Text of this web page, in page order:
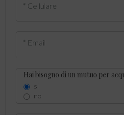
* Cellulare
* Email
Hai bisogno di un mutuo per
si
no